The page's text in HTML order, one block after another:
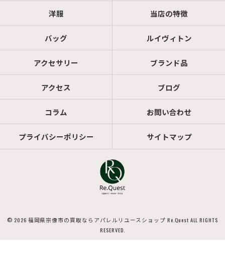
洋服 当店の特徴
バッグ ルイヴィトン
アクセサリー ブランド品
アクセス ブログ
コラム お問い合わせ
プライバシーポリシー サイトマップ
© 2026 福岡県宗像市の買取ならアパレルリユースショップ Re.Quest ALL RIGHTS
RESERVED.